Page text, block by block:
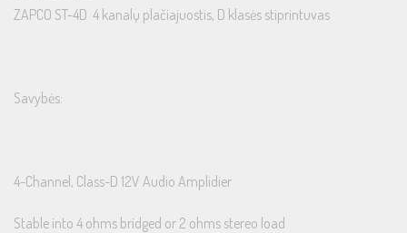
ZAPCO ST-4D 4 kanalų plačiajuostis, D klasės stiprintuvas
Savybės:
4-Channel, Class-D 12V Audio Amplidier
Stable into 4 ohms bridged or 2 ohms stereo load